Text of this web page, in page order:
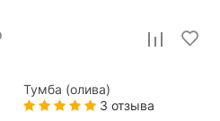
Тумба (олива)
3 отзыва